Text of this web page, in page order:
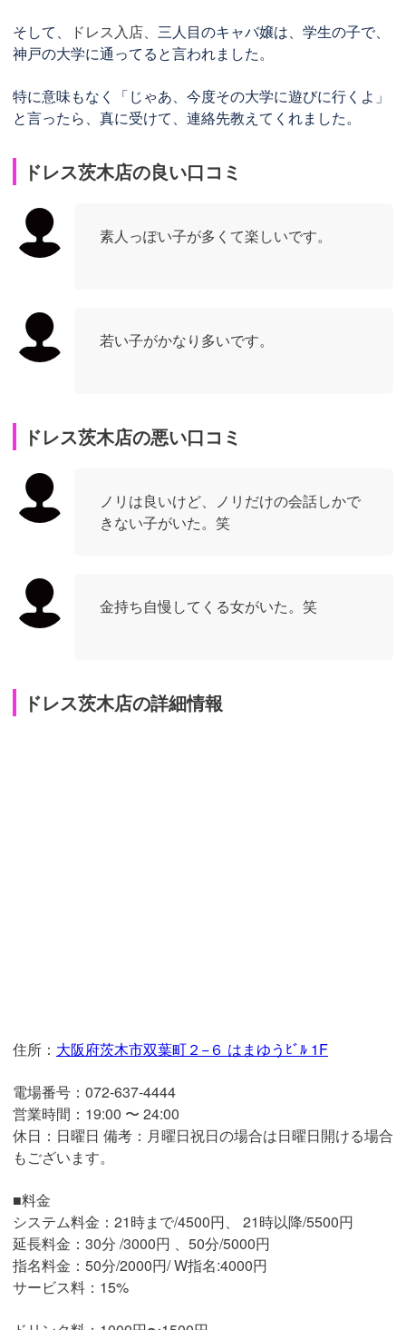
そして、 ドレス入店、 三人目のキャバ嬢は、学生の子で、
神戸の大学に通ってると言われました。
特に意味もなく「じゃあ、今度その大学に遊びに行くよ」
と言ったら、真に受けて、連絡先教えてくれました。
ドレス茨木店の良い口コミ
素人っぽい子が多くて楽しいです。
若い子がかなり多いです。
ドレス茨木店の悪い口コミ
ノリは良いけど、ノリだけの会話しかで
きない子がいた。笑
金持ち自慢してくる女がいた。笑
ドレス茨木店の詳細情報
住所： 大阪府茨木市双葉町２−６ はまゆうﾋﾞﾙ 1F
電場番号： 072-637-4444
営業時間： 19:00 〜 24:00
休日：日曜日 備考：月曜日祝日の場合は日曜日開ける場合
もございます。
■料金
システム料金：21時まで/4500円、 21時以降/5500円
延長料金：30分 /3000円 、50分/5000円
指名料金：50分/2000円/ W指名:4000円
サービス料：15%